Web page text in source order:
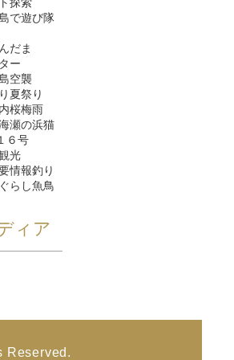
で遊び隊
だま
ー
空襲
夏祭り
桜梅雨
瀬の浜猫
６号
光
情報釣り
らし魚鳥
ィア
Reserved.